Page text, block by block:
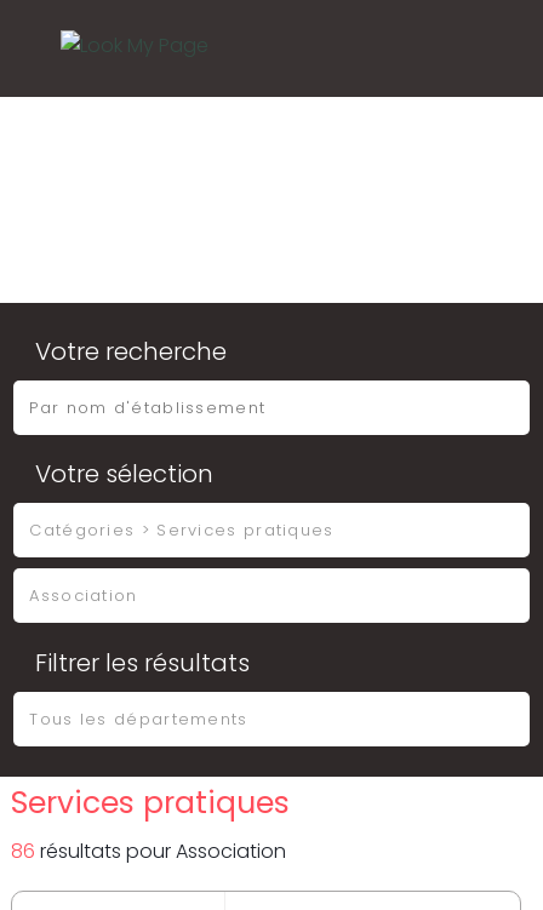
Votre recherche
Votre sélection
Filtrer les résultats
Services pratiques
86 résultats pourAssociation